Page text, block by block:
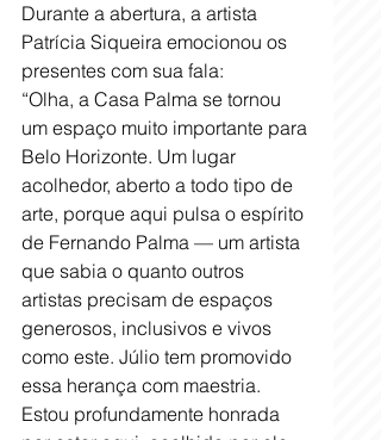
Durante a abertura, a artista
Patrícia Siqueira emocionou os
presentes com sua fala:
“Olha, a Casa Palma se tornou
um espaço muito importante para
Belo Horizonte. Um lugar
acolhedor, aberto a todo tipo de
arte, porque aqui pulsa o espírito
de Fernando Palma — um artista
que sabia o quanto outros
artistas precisam de espaços
generosos, inclusivos e vivos
como este. Júlio tem promovido
essa herança com maestria.
Estou profundamente honrada